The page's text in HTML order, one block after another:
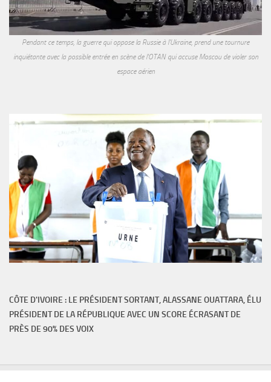
Pendant ce temps, la guerre qui oppose la Russie à l'Ukraine, prend une tournure
inquiétante avec la possible entrée en scène de l'OTAN qui accuse Moscou de violer son
espace aérien
CÔTE D'IVOIRE : LE PRÉSIDENT SORTANT, ALASSANE OUATTARA, ÉLU
PRÉSIDENT DE LA RÉPUBLIQUE AVEC UN SCORE ÉCRASANT DE
PRÈS DE 90% DES VOIX